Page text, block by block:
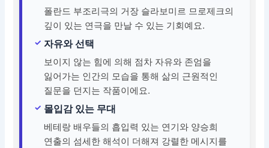
폴란드 부조리극의 거장 슬라보미르 므로제크의
깊이 있는 연극을 만날 수 있는 기회예요.
자유와 선택
보이지 않는 힘에 의해 점차 자유와 존엄을
잃어가는 인간의 모습을 통해 삶의 근원적인
질문을 던지는 작품이에요.
몰입감 있는 무대
베테랑 배우들의 흡입력 있는 연기와 양승희
연출의 섬세한 해석이 더해져 강렬한 메시지를